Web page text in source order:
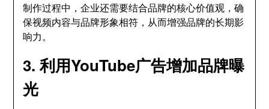
制作过程中，企业还需要结合品牌的核心价值观，确
保视频内容与品牌形象相符，从而增强品牌的长期影
响力。
3. 利用YouTube广告增加品牌曝
光